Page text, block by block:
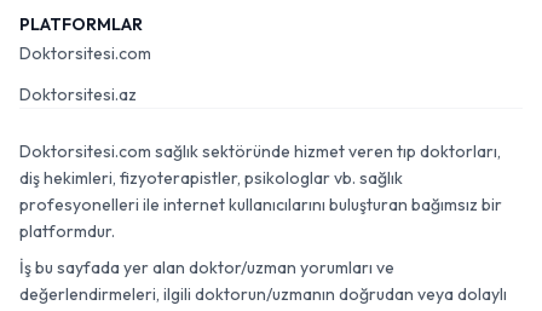
PLATFORMLAR
Doktorsitesi.com
Doktorsitesi.az
Doktorsitesi.com sağlık sektöründe hizmet veren tıp doktorları,
diş hekimleri, fizyoterapistler, psikologlar vb. sağlık
profesyonelleri ile internet kullanıcılarını buluşturan bağımsız bir
platformdur.
İş bu sayfada yer alan doktor/uzman yorumları ve
değerlendirmeleri, ilgili doktorun/uzmanın doğrudan veya dolaylı